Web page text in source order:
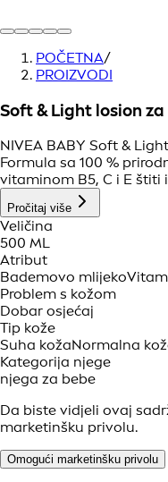
POČETNA/
PROIZVODI
Soft & Light losion
NIVEA BABY Soft &
Formula sa 100 %
vitaminom B5, C i E štiti
Pročitaj više
Veličina
500 ML
Atribut
Bademovo mlijeko
Problem s kožom
Dobar osjećaj
Tip kože
Suha kožaNormalna
Kategorija njege
njega za bebe
Da biste vidjeli ovaj
marketinšku privolu.
Omogući marketinšku privolu